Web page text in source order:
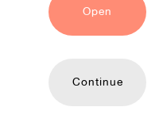
Open
Continue